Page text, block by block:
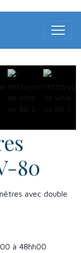
80
avec double
à 48hh00